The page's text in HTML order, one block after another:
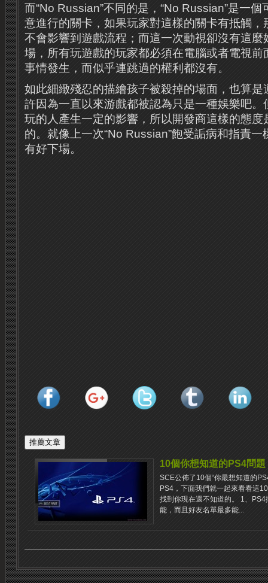
而“No Russian”不同的是，“No Russian”是一
意進行的關卡，如果玩家對這樣的關卡有抵觸，
不會影響到遊戲流程；而這一次動視卻沒有這麼
場，所有玩遊戲的玩家都必須在電腦或者電視前
事情發生，而似乎連跳過的權利都沒有。
如此細緻殘忍的描繪孩子被殺掉的場面，也算是
許因為一直以來游戲都被認為只是一種娛樂吧。
玩的人產生一定的影響，所以開發商這樣的態度
的。 就像上一次“No Russian”飽受詬病和指責
有好下場。
10個你想知道的PS4問題
SCE公佈了10個“你最想知道的
PS4，下面我們就一起來看看這
找到你現在還不知道的。 1、PS4
能，而且好友名單最多能...